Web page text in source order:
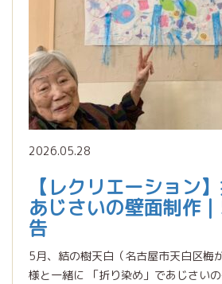
2026.05.28
【レクリエーション
あじさいの壁面制作
告
5月、結の樹天白（名古屋市天白区梅
様と一緒に 「折り染め」であじさい